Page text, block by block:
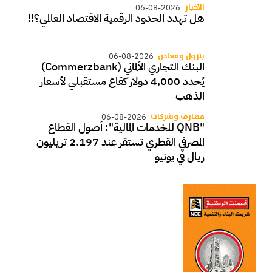
الأخبار 06-08-2026
هل تهدد الحدود الرقمية الاقتصاد العالمي؟!!
بترول ومعادن 06-08-2026
البنك التجاري الألماني (Commerzbank)
يُحدد 4,000 دولار كقاع مستقبلي لأسعار
الذهب
مصارف وشركات 06-08-2026
"QNB للخدمات المالية": أصول القطاع
المصرفي القطري تستقر عند 2.197 تريليون
ريال في يونيو